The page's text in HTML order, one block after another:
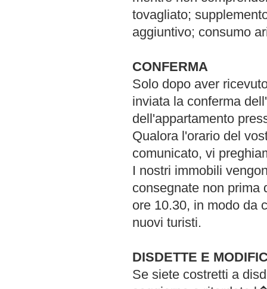
tovagliato;
aggiuntivo; consumo
CONFERMA
Solo dopo aver
inviata la conferma
dell'appartamento
Qualora l'orario del
comunicato, vi
I nostri immobili
consegnate non prima
ore 10.30, in modo da
nuovi turisti.
DISDETTE E
Se siete costretti a